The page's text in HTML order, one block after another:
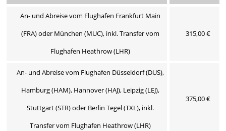
An- und Abreise vom Flughafen Frankfurt Main
(FRA) oder München (MUC), inkl. Transfer vom
Flughafen Heathrow (LHR)
315,00 €
An- und Abreise vom Flughafen Düsseldorf (DUS),
Hamburg (HAM), Hannover (HAJ), Leipzig (LEJ),
Stuttgart (STR) oder Berlin Tegel (TXL), inkl.
Transfer vom Flughafen Heathrow (LHR)
375,00 €